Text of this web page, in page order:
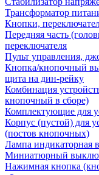
Трансформатор
Кнопки,
Передняя часть
переключателя
Пульт управления,
Кнопка/кнопочный
щита на дин-рейку
Комбинация
кнопочный в сборе)
Комплектующие для
Корпус (пустой) для
(постов кнопочных)
Лампа индикаторная
Миниатюрный
Нажимная кнопка